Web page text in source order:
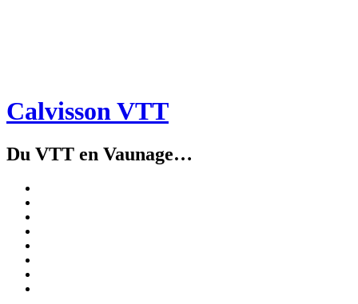
Calvisson VTT
Du VTT en Vaunage…